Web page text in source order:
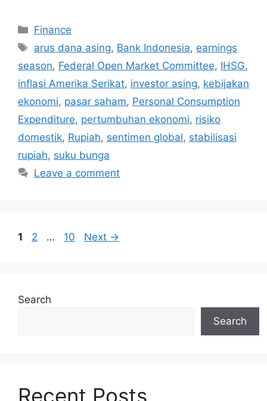
Categories
Finance
Tags
arus dana asing, Bank Indonesia, earnings
season, Federal Open Market Committee, IHSG,
inflasi Amerika Serikat, investor asing, kebijakan
ekonomi, pasar saham, Personal Consumption
Expenditure, pertumbuhan ekonomi, risiko
domestik, Rupiah, sentimen global, stabilisasi
rupiah, suku bunga
Leave a comment
Page
1 Page
2 … Page
10 Next →
Search
Search
Recent Posts